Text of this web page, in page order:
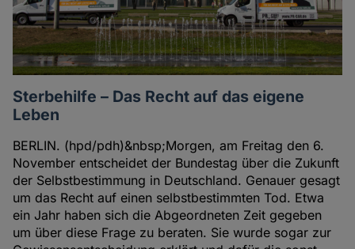
Sterbehilfe – Das Recht auf das eigene
Leben
BERLIN. (hpd/pdh)&nbsp;Morgen, am Freitag den 6.
November entscheidet der Bundestag über die Zukunft
der Selbstbestimmung in Deutschland. Genauer gesagt
um das Recht auf einen selbstbestimmten Tod. Etwa
ein Jahr haben sich die Abgeordneten Zeit gegeben
um über diese Frage zu beraten. Sie wurde sogar zur